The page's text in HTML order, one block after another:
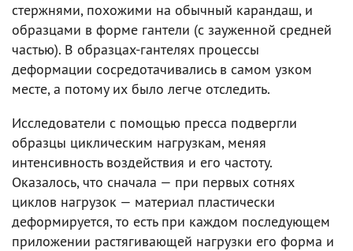
стержнями, похожими на обычный карандаш, и
образцами в форме гантели (с зауженной средней
частью). В образцах-гантелях процессы
деформации сосредотачивались в самом узком
месте, а потому их было легче отследить.
Исследователи с помощью пресса подвергли
образцы циклическим нагрузкам, меняя
интенсивность воздействия и его частоту.
Оказалось, что сначала — при первых сотнях
циклов нагрузок — материал пластически
деформируется, то есть при каждом последующем
приложении растягивающей нагрузки его форма и